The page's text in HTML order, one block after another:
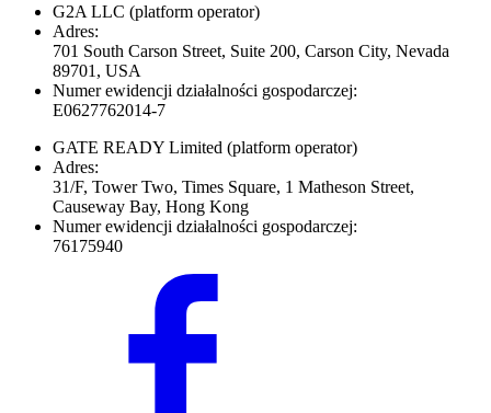
G2A LLC (platform operator)
Adres:
701 South Carson Street, Suite 200, Carson City, Nevada
89701, USA
Numer ewidencji działalności gospodarczej:
E0627762014-7
GATE READY Limited (platform operator)
Adres:
31/F, Tower Two, Times Square, 1 Matheson Street,
Causeway Bay, Hong Kong
Numer ewidencji działalności gospodarczej:
76175940